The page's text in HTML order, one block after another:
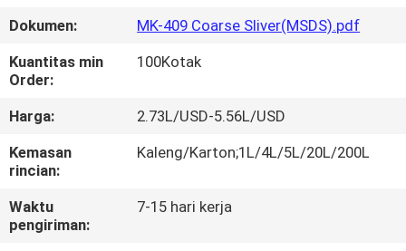
WISATA
PABRIK
KONTROL
KUALITAS
HUBUNGI
KAMI
Dokumen:
MK-409 Coarse Sliver(MSDS).pdf
Kuantitas min
Order:
100Kotak
Harga:
2.73L/USD-5.56L/USD
Kemasan
rincian:
Kaleng/Karton;1L/4L/5L/20L/200L
Waktu
pengiriman:
7-15 hari kerja